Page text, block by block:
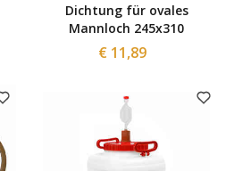
Dichtung für ovales
Mannloch 245x310
€ 11,89